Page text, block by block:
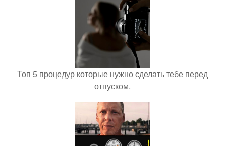
Топ 5 процедур которые нужно сделать тебе перед
отпуском.